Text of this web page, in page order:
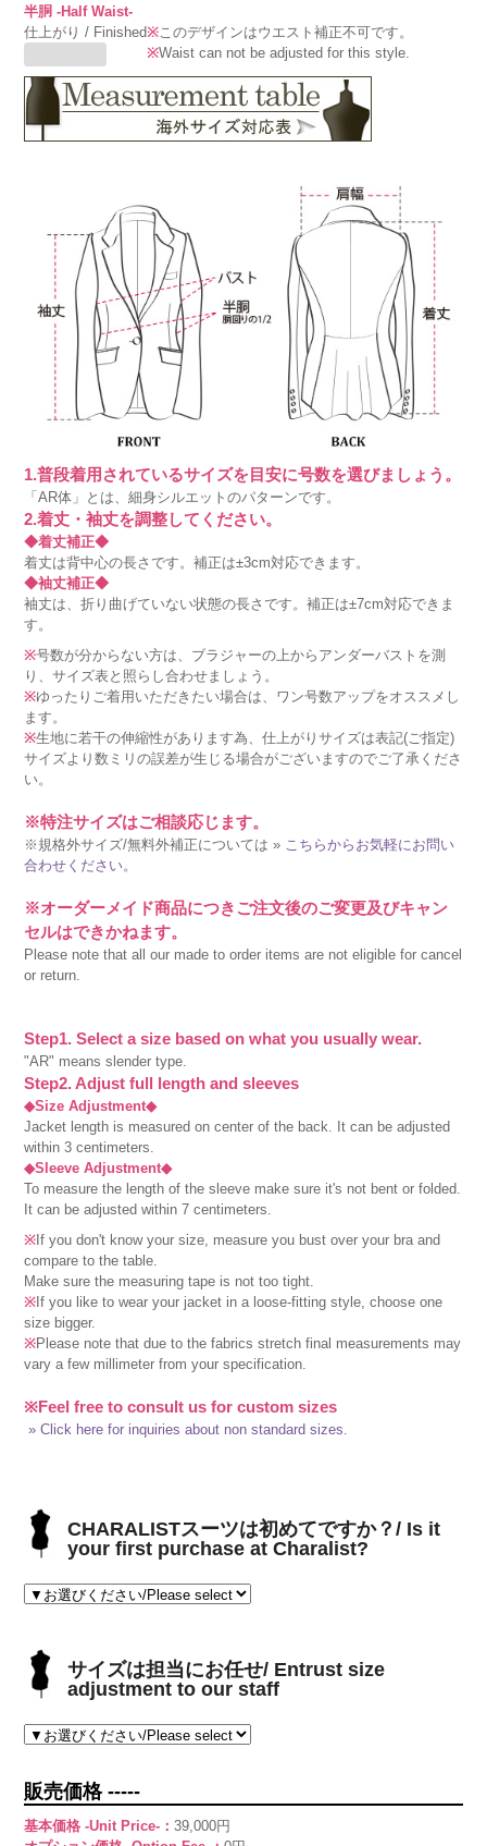
半胴 -Half Waist-
仕上がり / Finished※このデザインはウエスト補正不可です。
※Waist can not be adjusted for this style.
1.普段着用されているサイズを目安に号数を選びましょう。
「AR体」とは、細身シルエットのパターンです。
2.着丈・袖丈を調整してください。
◆着丈補正◆
着丈は背中心の長さです。補正は±3cm対応できます。
◆袖丈補正◆
袖丈は、折り曲げていない状態の長さです。補正は±7cm対応できま
す。
※号数が分からない方は、ブラジャーの上からアンダーバストを測
り、サイズ表と照らし合わせましょう。
※ゆったりご着用いただきたい場合は、ワン号数アップをオススメし
ます。
※生地に若干の伸縮性があります為、仕上がりサイズは表記(ご指定)
サイズより数ミリの誤差が生じる場合がございますのでご了承くださ
い。
※特注サイズはご相談応じます。
※規格外サイズ/無料外補正については » こちらからお気軽にお問い
合わせください。
※オーダーメイド商品につきご注文後のご変更及びキャン
セルはできかねます。
Please note that all our made to order items are not eligible for cancel
or return.
Step1. Select a size based on what you usually wear.
"AR" means slender type.
Step2. Adjust full length and sleeves
◆Size Adjustment◆
Jacket length is measured on center of the back. It can be adjusted
within 3 centimeters.
◆Sleeve Adjustment◆
To measure the length of the sleeve make sure it's not bent or folded.
It can be adjusted within 7 centimeters.
※ If you don't know your size, measure you bust over your bra and
compare to the table.
Make sure the measuring tape is not too tight.
※ If you like to wear your jacket in a loose-fitting style, choose one
size bigger.
※Please note that due to the fabrics stretch final measurements may
vary a few millimeter from your specification.
※Feel free to consult us for custom sizes
» Click here for inquiries about non standard sizes.
CHARALISTスーツは初めてですか？/ Is it
your first purchase at Charalist?
サイズは担当にお任せ/ Entrust size
adjustment to our staff
販売価格 -----
基本価格 -Unit Price-：39,000円